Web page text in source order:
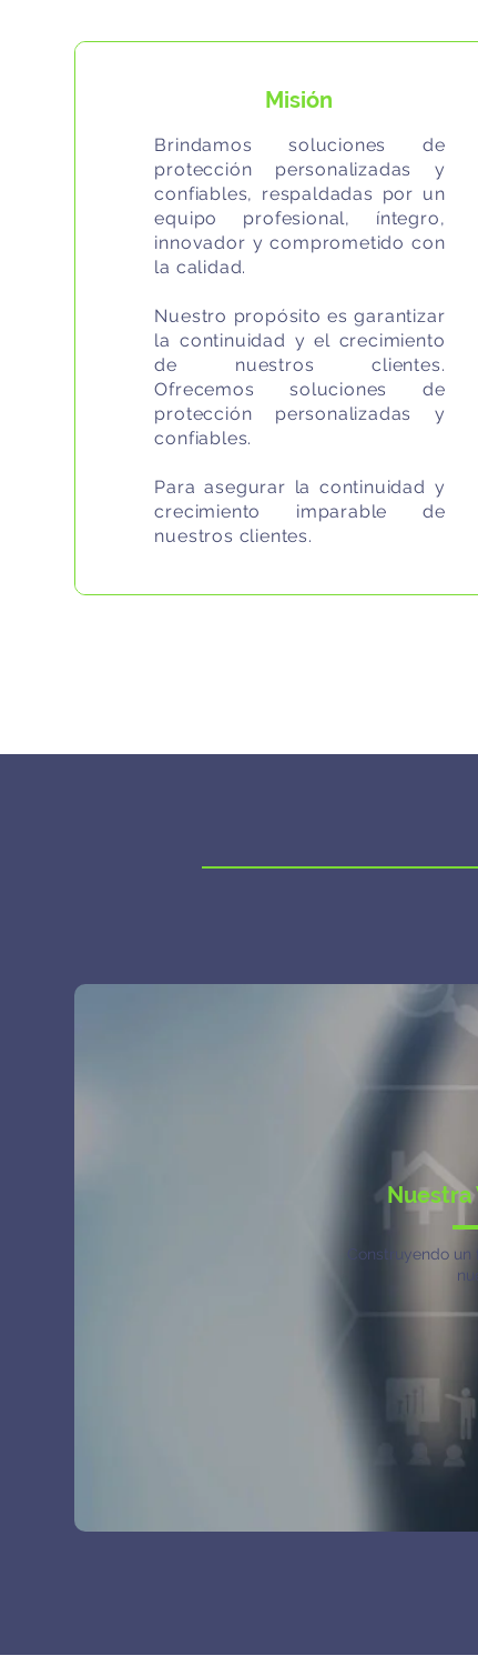
Misión
Brindamos soluciones de
protección personalizadas y
confiables, respaldadas por un
equipo profesional, íntegro,
innovador y comprometido con
la calidad.
​Nuestro propósito es garantizar
la continuidad y el crecimiento
de nuestros clientes.
Ofrecemos soluciones de
protección personalizadas y
confiables.
Para asegurar la continuidad y
crecimiento imparable de
nuestros clientes.
Nuestra
Construyendo